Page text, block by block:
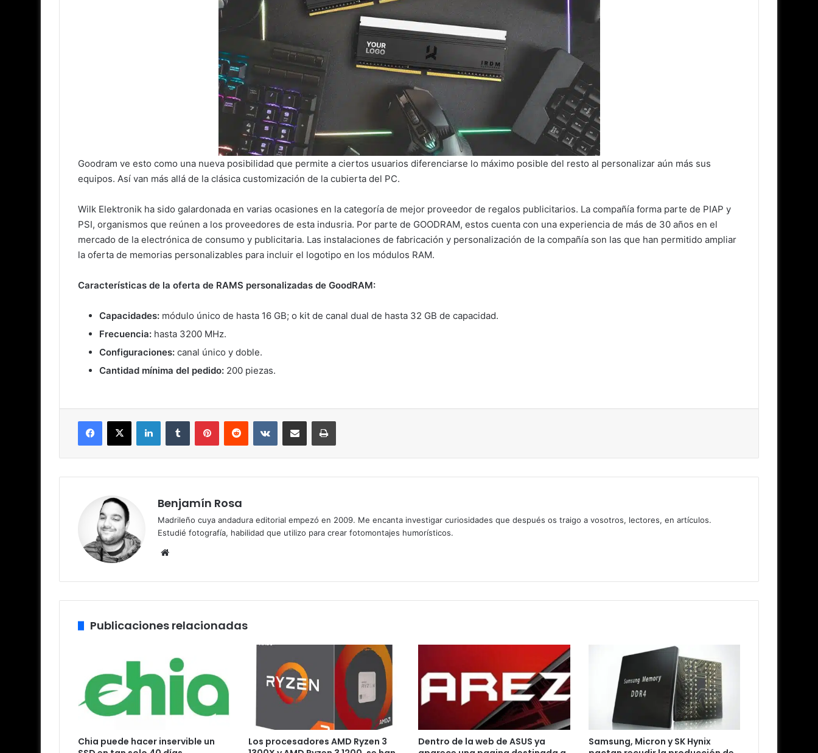
Goodram ve esto como una nueva posibilidad que permite a ciertos usuarios diferenciarse lo máximo posible del resto al personalizar aún más sus
equipos. Así van más allá de la clásica customización de la cubierta del PC.
Wilk Elektronik ha sido galardonada en varias ocasiones en la categoría de mejor proveedor de regalos publicitarios. La compañía forma parte de PIAP y
PSI, organismos que reúnen a los proveedores de esta indusria. Por parte de GOODRAM, estos cuenta con una experiencia de más de 30 años en el
mercado de la electrónica de consumo y publicitaria. Las instalaciones de fabricación y personalización de la compañía son las que han permitido ampliar
la oferta de memorias personalizables para incluir el logotipo en los módulos RAM.
Características de la oferta de RAMS personalizadas de GoodRAM:
Capacidades: módulo único de hasta 16 GB; o kit de canal dual de hasta 32 GB de capacidad.
Frecuencia: hasta 3200 MHz.
Configuraciones: canal único y doble.
Cantidad mínima del pedido: 200 piezas.
Facebook
X LinkedInTumblr PinterestReddit VKontakteCompartir por correo electrónicoImprimir
Benjamín Rosa
Madrileño cuya andadura editorial empezó en 2009. Me encanta investigar curiosidades que después os traigo a vosotros, lectores, en artículos.
Estudié fotografía, habilidad que utilizo para crear fotomontajes humorísticos.
Publicaciones relacionadas
Chia puede hacer inservible un
Los procesadores AMD Ryzen 3
Dentro de la web de ASUS ya
Samsung, Micron y SK Hynix